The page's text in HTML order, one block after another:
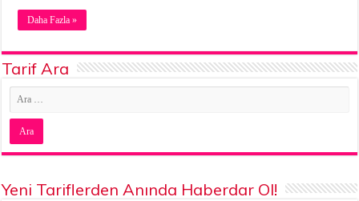
Daha Fazla »
Tarif Ara
Yeni Tariflerden Anında Haberdar Ol!